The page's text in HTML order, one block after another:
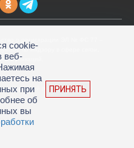
по надзору в сфере связи,
почты:
cookie-
веб-
на
при
об
вы
ПРИНЯТЬ